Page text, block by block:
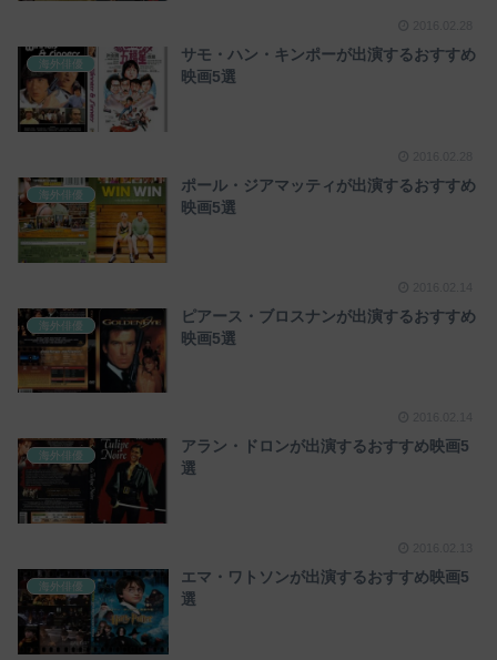
海外俳優
サモ・ハン・キンポーが出演するおすすめ
映画5選
海外俳優
ポール・ジアマッティが出演するおすすめ
映画5選
海外俳優
ピアース・ブロスナンが出演するおすすめ
映画5選
海外俳優
アラン・ドロンが出演するおすすめ映画5
選
海外俳優
エマ・ワトソンが出演するおすすめ映画5
選